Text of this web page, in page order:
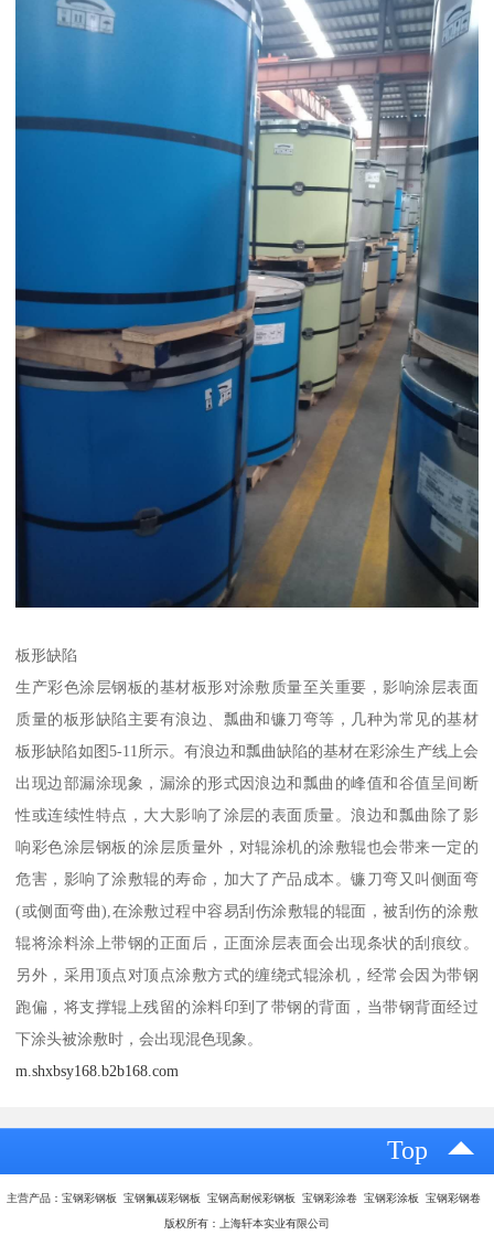
板形缺陷
生产彩色涂层钢板的基材板形对涂敷质量至关重要，影响涂层表面
质量的板形缺陷主要有浪边、瓢曲和镰刀弯等，几种为常见的基材
板形缺陷如图5-11所示。有浪边和瓢曲缺陷的基材在彩涂生产线上会
出现边部漏涂现象，漏涂的形式因浪边和瓢曲的峰值和谷值呈间断
性或连续性特点，大大影响了涂层的表面质量。浪边和瓢曲除了影
响彩色涂层钢板的涂层质量外，对辊涂机的涂敷辊也会带来一定的
危害，影响了涂敷辊的寿命，加大了产品成本。镰刀弯又叫侧面弯
(或侧面弯曲),在涂敷过程中容易刮伤涂敷辊的辊面，被刮伤的涂敷
辊将涂料涂上带钢的正面后，正面涂层表面会出现条状的刮痕纹。
另外，采用顶点对顶点涂敷方式的缠绕式辊涂机，经常会因为带钢
跑偏，将支撑辊上残留的涂料印到了带钢的背面，当带钢背面经过
下涂头被涂敷时，会出现混色现象。
m.shxbsy168.b2b168.com
Top
主营产品：宝钢彩钢板 宝钢氟碳彩钢板 宝钢高耐候彩钢板 宝钢彩涂卷 宝钢彩涂板 宝钢彩钢卷
版权所有：上海轩本实业有限公司